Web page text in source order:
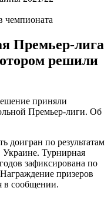
чемпионата
Премьер-лига
решили
приняли
Премьер-лиги. Об
доигран по результатам
Турнирная
зафиксирована по
призеров
в сообщении.